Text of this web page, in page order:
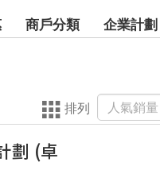
商戶分類 企業計劃
排列
劃 (卓